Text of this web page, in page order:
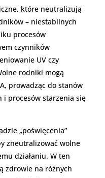
które neutralizują
– niestabilnych
procesów
czynników
UV czy
rodniki mogą
prowadząc do stanów
i procesów starzenia się
„poświęcenia”
zneutralizować wolne
działaniu. W ten
zdrowie na różnych